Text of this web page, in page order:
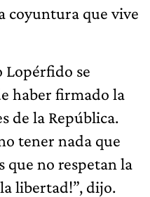
coyuntura que vive
Lopérfido se
haber firmado la
de la República.
tener nada que
que no respetan la
libertad!”, dijo.